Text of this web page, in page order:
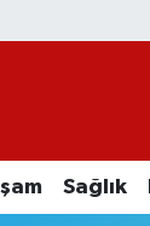
Sağlık